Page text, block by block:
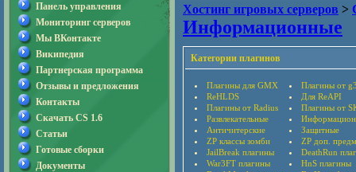
Хостинг игровых серверов >
Информационные
Категории плагинов
Плагины для GMX
Плагины от
ReHLDS
Для ReAPI
Плагины от Radius
Плагины от
Развлекательные
Античитерские
Защитные
ZP классы зомби
ZP доп.
JailBreak плагины
DeathRun
War3FT плагины
HnS плагины
Панель управления
Мониторинг серверов
Мы ВКонтакте
Википедия
Партнерская программа
Отзывы и предложения
Контакты
Скачать CS 1.6
Статьи
Готовые сборки
Документы